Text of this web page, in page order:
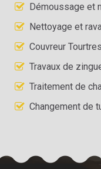
Démoussage et
Nettoyage et
Couvreur
Travaux de
Traitement de
Changement de